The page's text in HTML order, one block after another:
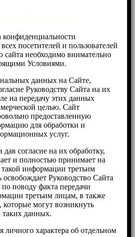
посетителей и пользователей
сайта необходимо внимательно
Условиями.
данных на Сайте,
Руководству Сайта на их
на передачу этих данных
целью. Cайт
предоставленную
для обработки и
услуг.
согласие на их обработку,
и полностью принимает на
такой информации третьим
Руководство Сайта
поводу факта передачи
третьим лицам, в также
могут возникнуть
таких данных.
характера об отдельном